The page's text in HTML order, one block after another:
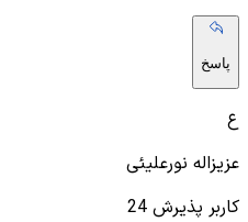
پاسخ
ع
عزیزاله نورعلیئی
کاربر پذیرش 24